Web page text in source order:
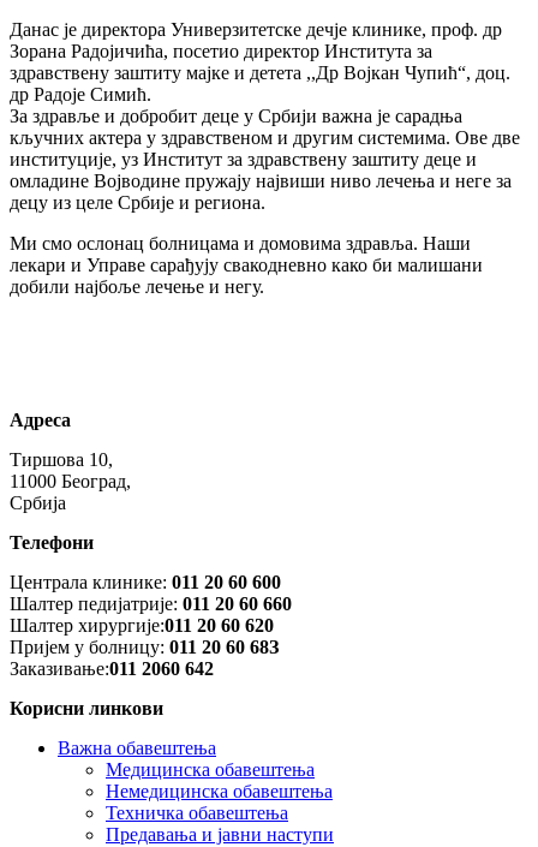
Данас је директора Универзитетске дечје клинике, проф. др
Зорана Радојичића, посетио директор Института за
здравствену заштиту мајке и детета ,,Др Војкан Чупић“, доц.
др Радоје Симић.
За здравље и добробит деце у Србији важна је сарадња
кључних актера у здравственом и другим системима. Ове две
институције, уз Институт за здравствену заштиту деце и
омладине Војводине пружају највиши ниво лечења и неге за
децу из целе Србије и региона.
Ми смо ослонац болницама и домовима здравља. Наши
лекари и Управе сарађују свакодневно како би малишани
добили најбоље лечење и негу.
Адреса
Тиршова 10,
11000 Београд,
Србија
Телефони
Централа клинике: 011 20 60 600
Шалтер педијатрије: 011 20 60 660
Шалтер хирургије:011 20 60 620
Пријем у болницу: 011 20 60 68З
Заказивање:011 2060 642
Корисни линкови
Важна обавештења
Медицинска обавештења
Немедицинска обавештења
Техничка обавештења
Предавања и јавни наступи